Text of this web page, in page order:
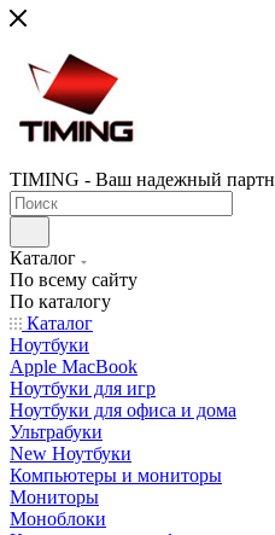
TIMING - Ваш надежный
Каталог
По всему сайту
По каталогу
Каталог
Ноутбуки
Apple MacBook
Ноутбуки для игр
Ноутбуки для офиса и дома
Ультрабуки
New Ноутбуки
Компьютеры и мониторы
Мониторы
Моноблоки